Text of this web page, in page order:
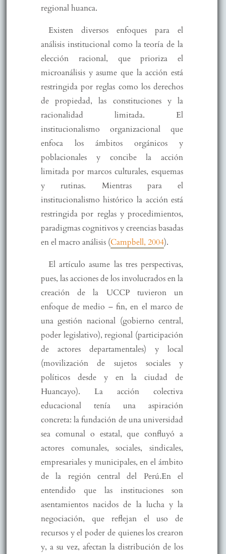
regional huanca.
Existen diversos enfoques para el
análisis institucional como la teoría de la
elección racional, que prioriza el
microanálisis y asume que la acción está
restringida por reglas como los derechos
de propiedad, las constituciones y la
racionalidad limitada. El
institucionalismo organizacional que
enfoca los ámbitos orgánicos y
poblacionales y concibe la acción
limitada por marcos culturales, esquemas
y rutinas. Mientras para el
institucionalismo histórico la acción está
restringida por reglas y procedimientos,
paradigmas cognitivos y creencias basadas
en el macro análisis (Campbell, 2004).
El artículo asume las tres perspectivas,
pues, las acciones de los involucrados en la
creación de la UCCP tuvieron un
enfoque de medio – fin, en el marco de
una gestión nacional (gobierno central,
poder legislativo), regional (participación
de actores departamentales) y local
(movilización de sujetos sociales y
políticos desde y en la ciudad de
Huancayo). La acción colectiva
educacional tenía una aspiración
concreta: la fundación de una universidad
sea comunal o estatal, que confluyó a
actores comunales, sociales, sindicales,
empresariales y municipales, en el ámbito
de la región central del Perú.En el
entendido que las instituciones son
asentamientos nacidos de la lucha y la
negociación, que reflejan el uso de
recursos y el poder de quienes los crearon
y, a su vez, afectan la distribución de los